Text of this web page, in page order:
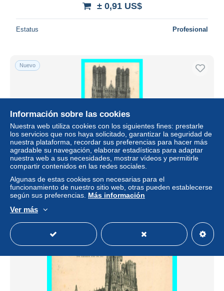
± 0,91 US$
Estatus Profesional
Nuevo
a790 / 593 51 - REIMS Cathedrale
± 1,03 US$
Estatus
Nuevo
Información sobre las cookies
Nuestra web utiliza cookies con los siguientes fines: prestarle
los servicios que nos haya solicitado, garantizar la seguridad de
nuestra plataforma, recordar sus preferencias para hacer más
agradable su navegación, elaborar estadísticas para adaptar
nuestra web a sus necesidades, mostrar vídeos y permitirle
compartir contenidos en las redes sociales.
Algunas de estas cookies son necesarias para el
funcionamiento de nuestro sitio web, otras pueden establecerse
según sus preferencias. Más información
Ver más